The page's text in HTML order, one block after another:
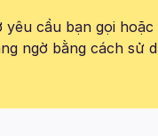
yêu cầu bạn gọi
ngờ bằng cách sử